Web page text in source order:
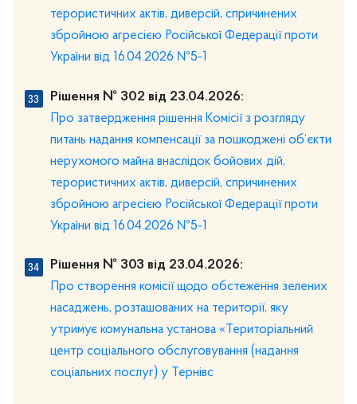
терористичних актів, диверсій, спричинених
збройною агресією Російської Федерації проти
України від 16.04.2026 №5-1
Рішення № 302 від 23.04.2026:
Про затвердження рішення Комісії з розгляду
питань надання компенсації за пошкоджені об’єкти
нерухомого майна внаслідок бойових дій,
терористичних актів, диверсій, спричинених
збройною агресією Російської Федерації проти
України від 16.04.2026 №5-1
Рішення № 303 від 23.04.2026:
Про створення комісії щодо обстеження зелених
насаджень, розташованих на території, яку
утримує комунальна установа «Територіальний
центр соціального обслуговування (надання
соціальних послуг) у Тернівс